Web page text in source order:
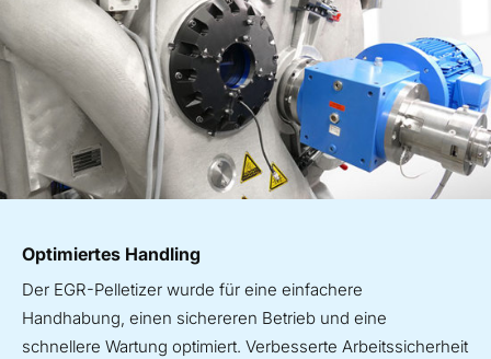
Optimiertes Handling
Der EGR-Pelletizer wurde für eine einfachere
Handhabung, einen sichereren Betrieb und eine
schnellere Wartung optimiert. Verbesserte Arbeitssicherheit